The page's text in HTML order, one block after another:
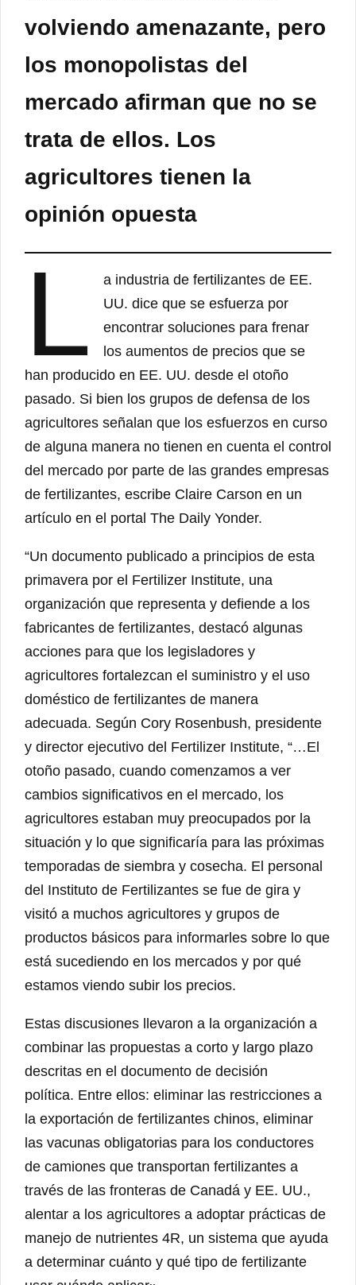
volviendo amenazante, pero
los monopolistas del
mercado afirman que no se
trata de ellos. Los
agricultores tienen la
opinión opuesta
L
a industria de fertilizantes de EE.
UU. dice que se esfuerza por
encontrar soluciones para frenar
los aumentos de precios que se
han producido en EE. UU. desde el otoño
pasado. Si bien los grupos de defensa de los
agricultores señalan que los esfuerzos en curso
de alguna manera no tienen en cuenta el control
del mercado por parte de las grandes empresas
de fertilizantes, escribe Claire Carson en un
artículo en el portal The Daily Yonder.
“Un documento publicado a principios de esta
primavera por el Fertilizer Institute, una
organización que representa y defiende a los
fabricantes de fertilizantes, destacó algunas
acciones para que los legisladores y
agricultores fortalezcan el suministro y el uso
doméstico de fertilizantes de manera
adecuada. Según Cory Rosenbush, presidente
y director ejecutivo del Fertilizer Institute, “…El
otoño pasado, cuando comenzamos a ver
cambios significativos en el mercado, los
agricultores estaban muy preocupados por la
situación y lo que significaría para las próximas
temporadas de siembra y cosecha. El personal
del Instituto de Fertilizantes se fue de gira y
visitó a muchos agricultores y grupos de
productos básicos para informarles sobre lo que
está sucediendo en los mercados y por qué
estamos viendo subir los precios.
Estas discusiones llevaron a la organización a
combinar las propuestas a corto y largo plazo
descritas en el documento de decisión
política. Entre ellos: eliminar las restricciones a
la exportación de fertilizantes chinos, eliminar
las vacunas obligatorias para los conductores
de camiones que transportan fertilizantes a
través de las fronteras de Canadá y EE. UU.,
alentar a los agricultores a adoptar prácticas de
manejo de nutrientes 4R, un sistema que ayuda
a determinar cuánto y qué tipo de fertilizante